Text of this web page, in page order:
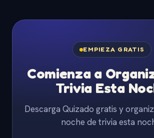
EMPIEZA GRATIS
Comienza a
Trivia Esta
Descarga Quizado gratis y
noche de trivia esta